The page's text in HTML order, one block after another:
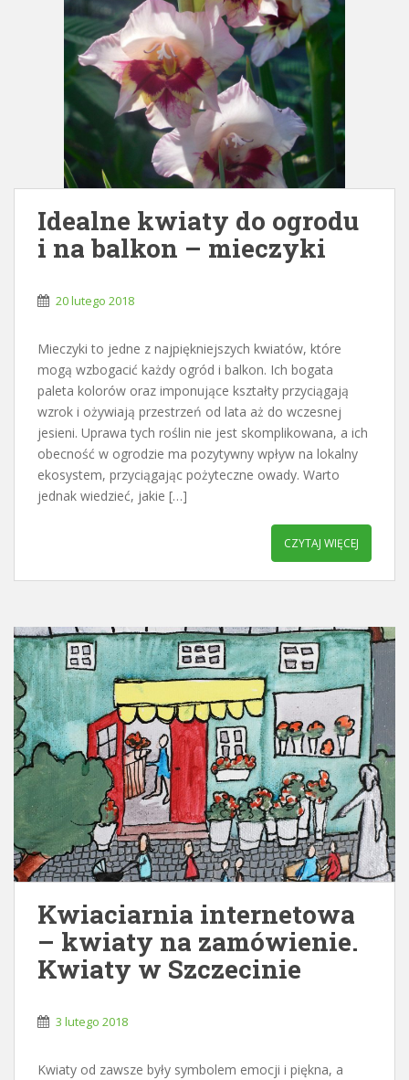
Idealne kwiaty do ogrodu
i na balkon – mieczyki
20 lutego 2018
Mieczyki to jedne z najpiękniejszych kwiatów, które
mogą wzbogacić każdy ogród i balkon. Ich bogata
paleta kolorów oraz imponujące kształty przyciągają
wzrok i ożywiają przestrzeń od lata aż do wczesnej
jesieni. Uprawa tych roślin nie jest skomplikowana, a ich
obecność w ogrodzie ma pozytywny wpływ na lokalny
ekosystem, przyciągając pożyteczne owady. Warto
jednak wiedzieć, jakie […]
CZYTAJ WIĘCEJ
Kwiaciarnia internetowa
– kwiaty na zamówienie.
Kwiaty w Szczecinie
3 lutego 2018
Kwiaty od zawsze były symbolem emocji i piękna, a